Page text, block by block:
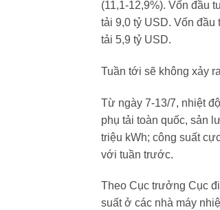
(11,1-12,9%). Vốn đầu
tải 9,0 tỷ USD. Vốn
tải 5,9 tỷ USD.
Tuần tới sẽ không xảy
Từ ngày 7-13/7, nhiệt
phụ tải toàn quốc, sản
triệu kWh; công suất
với tuần trước.
Theo Cục trưởng Cục
suất ở các nhà máy